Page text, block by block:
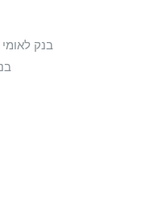
בנק